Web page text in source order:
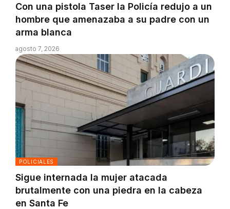
Con una pistola Taser la Policía redujo a un
hombre que amenazaba a su padre con un
arma blanca
agosto 7, 2026
POLICIALES
Sigue internada la mujer atacada
brutalmente con una piedra en la cabeza
en Santa Fe